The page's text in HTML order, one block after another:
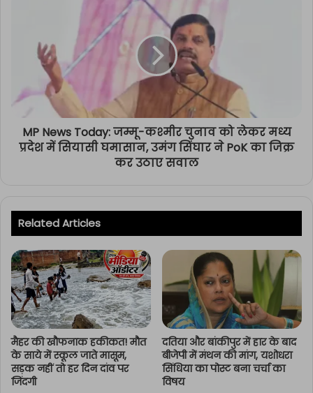
MP News Today: जम्मू-कश्मीर चुनाव को लेकर मध्य
प्रदेश में सियासी घमासान, उमंग सिंघार ने PoK का जिक्र
कर उठाए सवाल
Related Articles
मैहर की खौफनाक हकीकत! मौत
के साये में स्कूल जाते मासूम,
सड़क नहीं तो हर दिन दांव पर
जिंदगी
दतिया और बांकीपुर में हार के बाद
बीजेपी में मंथन की मांग, यशोधरा
सिंधिया का पोस्ट बना चर्चा का
विषय